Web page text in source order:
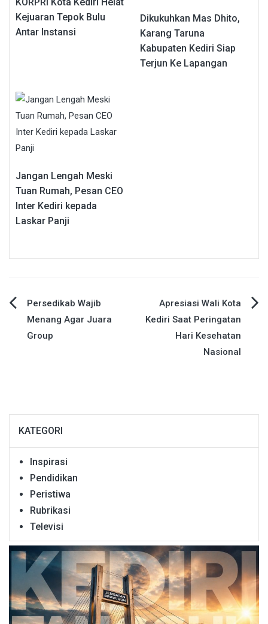
Kejuaran Tepok Bulu
Antar Instansi
Dikukuhkan Mas Dhito,
Karang Taruna
Kabupaten Kediri Siap
Terjun Ke Lapangan
Jangan Lengah Meski
Tuan Rumah, Pesan CEO
Inter Kediri kepada
Laskar Panji
Navigasi
pos
Persedikab Wajib
Menang Agar Juara
Group
Apresiasi Wali Kota
Kediri Saat Peringatan
Hari Kesehatan
Nasional
KATEGORI
Inspirasi
Pendidikan
Peristiwa
Rubrikasi
Televisi